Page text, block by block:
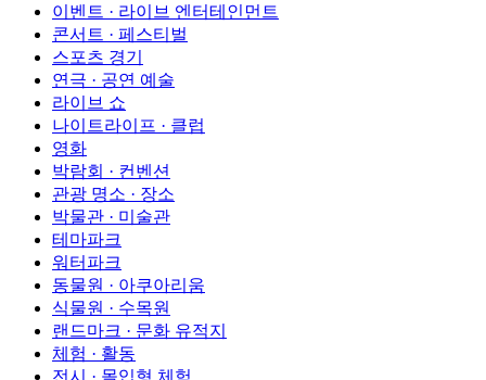
이벤트 · 라이브 엔터테인먼트
콘서트 · 페스티벌
스포츠 경기
연극 · 공연 예술
라이브 쇼
나이트라이프 · 클럽
영화
박람회 · 컨벤션
관광 명소 · 장소
박물관 · 미술관
테마파크
워터파크
동물원 · 아쿠아리움
식물원 · 수목원
랜드마크 · 문화 유적지
체험 · 활동
전시 · 몰입형 체험